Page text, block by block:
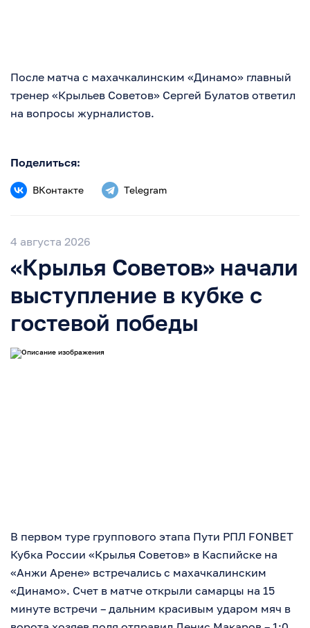
После матча с махачкалинским «Динамо» главный
тренер «Крыльев Советов» Сергей Булатов ответил
на вопросы журналистов.
Поделиться:
ВКонтакте Telegram
4 августа 2026
«Крылья Советов» начали
выступление в кубке с
гостевой победы
В первом туре группового этапа Пути РПЛ FONBET
Кубка России «Крылья Советов» в Каспийске на
«Анжи Арене» встречались с махачкалинским
«Динамо». Счет в матче открыли самарцы на 15
минуте встречи – дальним красивым ударом мяч в